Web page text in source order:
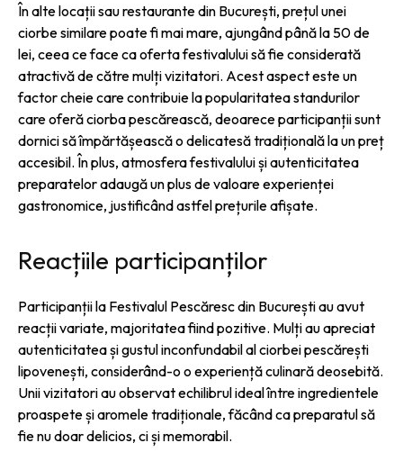
În alte locații sau restaurante din București, prețul unei
ciorbe similare poate fi mai mare, ajungând până la 50 de
lei, ceea ce face ca oferta festivalului să fie considerată
atractivă de către mulți vizitatori. Acest aspect este un
factor cheie care contribuie la popularitatea standurilor
care oferă ciorba pescărească, deoarece participanții sunt
dornici să împărtășească o delicatesă tradițională la un preț
accesibil. În plus, atmosfera festivalului și autenticitatea
preparatelor adaugă un plus de valoare experienței
gastronomice, justificând astfel prețurile afișate.
Reacțiile participanților
Participanții la Festivalul Pescăresc din București au avut
reacții variate, majoritatea fiind pozitive. Mulți au apreciat
autenticitatea și gustul inconfundabil al ciorbei pescărești
lipovenești, considerând-o o experiență culinară deosebită.
Unii vizitatori au observat echilibrul ideal între ingredientele
proaspete și aromele tradiționale, făcând ca preparatul să
fie nu doar delicios, ci și memorabil.